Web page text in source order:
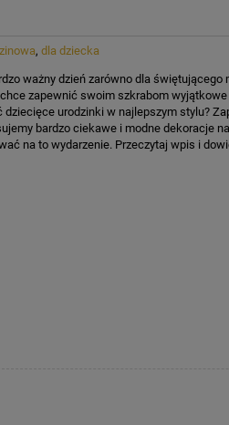
, dla dziecka
ważny dzień zarówno dla świętującego
zapewnić swoim szkrabom
urodzinki w najlepszym stylu?
bardzo ciekawe i modne dekoracje
na to wydarzenie. Przeczytaj wpis i